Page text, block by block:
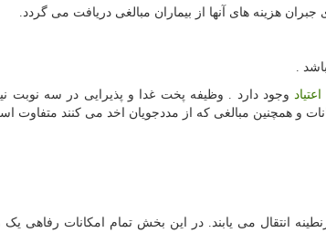
هزینه های آنها از بیماران مبالغی دریافت می گردد.
وجود دارد . وظیفه پخت غدا و پذیرایی در سه نوبت
و همچنین مبالغی که از مددجویان اخد می کنند متفاوت
انتقال می یابند. در این بخش تمام امکانات رفاهی